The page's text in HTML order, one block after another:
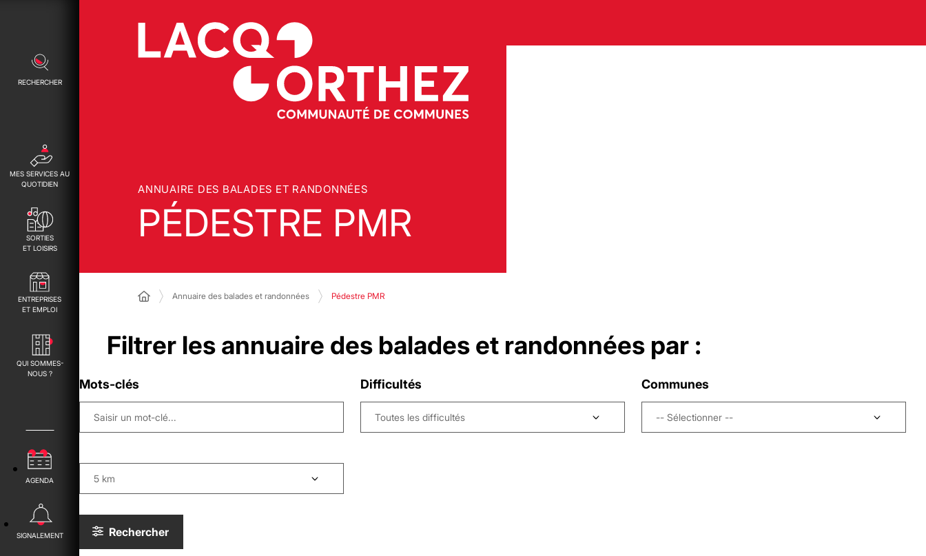
RECHERCHER
MES SERVICES AU
QUOTIDIEN
SORTIES
ET LOISIRS
ENTREPRISES
ET EMPLOI
QUI SOMMES-
NOUS ?
AGENDA
SIGNALEMENT
ANNUAIRE DES BALADES ET RANDONNÉES
PÉDESTRE PMR
Annuaire des balades et randonnées Pédestre PMR
Filtrer les annuaire des balades et randonnées par :
Mots-clés Difficultés
Toutes les difficultés
Communes
-- Sélectionner --
Rechercher